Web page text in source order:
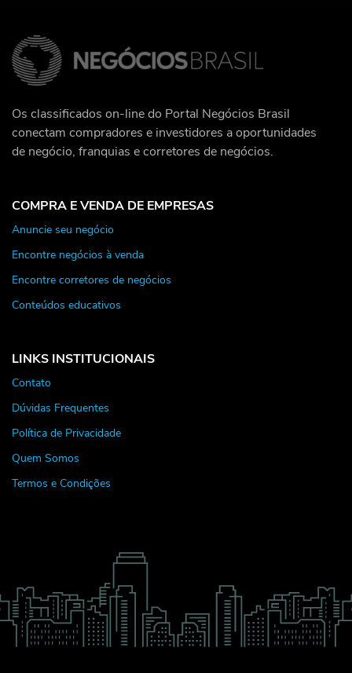
Os classificados on-line do Portal Negócios Brasil
conectam compradores e investidores a oportunidades
de negócio, franquias e corretores de negócios.
COMPRA E VENDA DE EMPRESAS
Anuncie seu negócio
Encontre negócios à venda
Encontre corretores de negócios
Conteúdos educativos
LINKS INSTITUCIONAIS
Contato
Dúvidas Frequentes
Política de Privacidade
Quem Somos
Termos e Condições